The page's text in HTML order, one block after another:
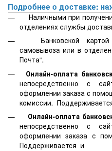
Подробнее о доставке:
Наличными при
отделениях службы
Банковской картой
самовывоза или в
Почта".
Онлайн-оплата
непосредственно с
оформлении заказа с
комиссии.
Онлайн-оплата
непосредственно с
оформлении заказа с
Поддерживается и